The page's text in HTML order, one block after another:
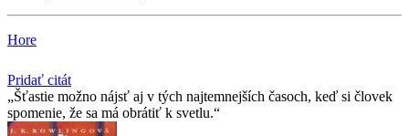
Hore
Pridať citát
Šťastie možno nájsť aj v tých najtemnejších časoch, keď si človek
spomenie, že sa má obrátiť k svetlu.